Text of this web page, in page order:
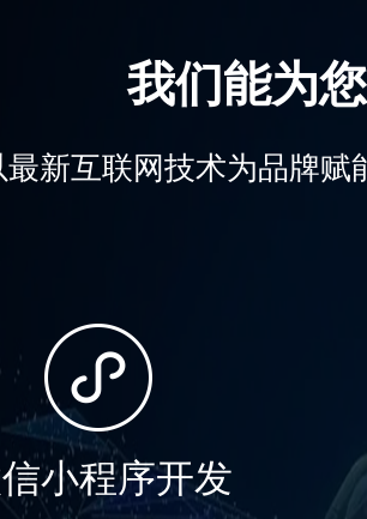
我们能为
最新互联网技术为品牌
小程序开发